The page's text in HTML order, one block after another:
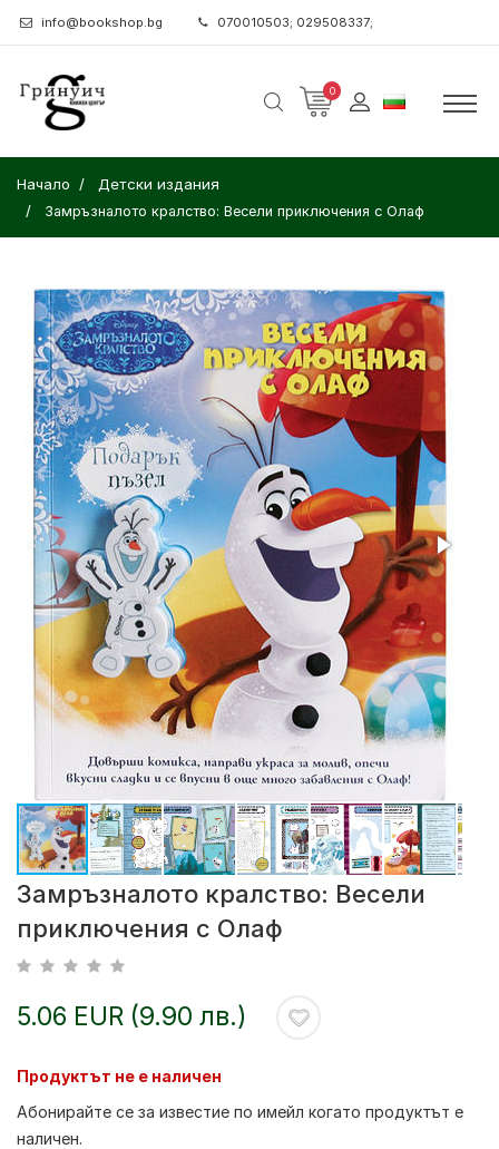
info@bookshop.bg 070010503; 029508337;
0
Начало Детски издания
Замръзналото кралство: Весели приключения с Олаф
Замръзналото кралство: Весели
приключения с Олаф
5.06 EUR (9.90 лв.)
Продуктът не е наличен
Абонирайте се за известие по имейл когато продуктът е
наличен.